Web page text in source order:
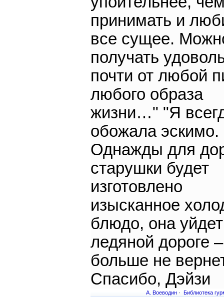
принимать и
все сущее.
получать
почти от любой
любого образа
жизни…" "Я
обожала эскимо.
Однажды для
старушки будет
изготовлено
изысканное
блюдо, она
ледяной дороге
больше не
Спасибо, Дэйзи
А. Воеводин · Библиотека